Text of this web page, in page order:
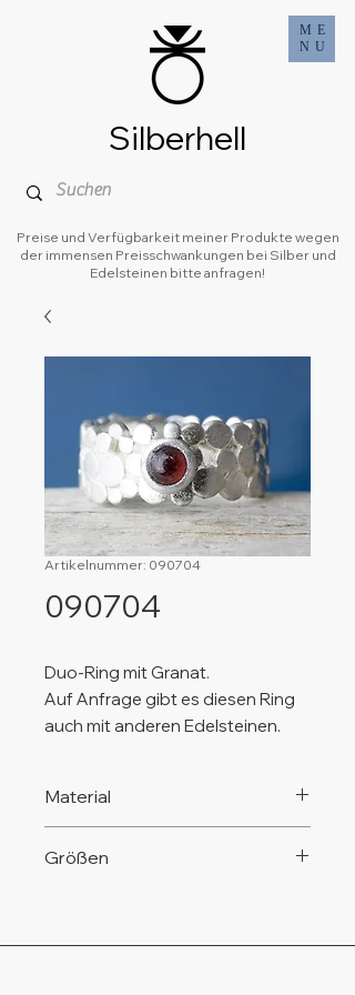
ME
NU
Preise und Verfügbarkeit meiner Produkte wegen
der immensen Preisschwankungen bei Silber und
Edelsteinen bitte anfragen!
Silberhell
Artikelnummer: 090704
090704
Duo-Ring mit Granat.
Auf Anfrage gibt es diesen Ring
auch mit anderen Edelsteinen.
Material
Größen
Ringgrößen von Gr. 54 bis Gr. 62.